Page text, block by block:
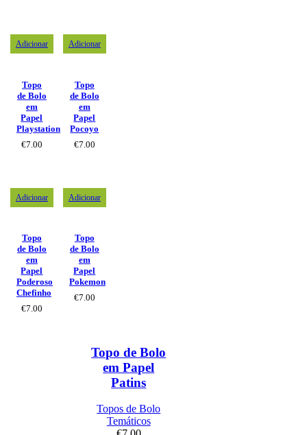
Adicionar
Topo
de Bolo
em
Papel
Playstation
€7.00
Adicionar
Topo
de Bolo
em
Papel
Pocoyo
€7.00
Adicionar
Topo
de Bolo
em
Papel
Poderoso
Chefinho
€7.00
Adicionar
Topo
de Bolo
em
Papel
Pokemon
€7.00
Topo de Bolo
em Papel
Patins
Topos de Bolo
Temáticos